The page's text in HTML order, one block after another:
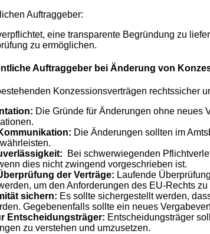
Auftraggeber:
eine transparente Begründung zu
zu ermöglichen.
Auftraggeber bei Änderung von
Konzessionsverträgen rechtssicher
Die Gründe für Änderungen ohne neues
Die Änderungen sollten im
Bei schwerwiegenden
dies nicht zwingend vorgeschrieben ist.
der Verträge: Laufende
um den Anforderungen des EU-Rechts zu
sichern: Es sollte sichergestellt werden,
Gegebenenfalls sollte ein neues
Entscheidungsträger: Entscheidungsträger
zu verstehen und umzusetzen.